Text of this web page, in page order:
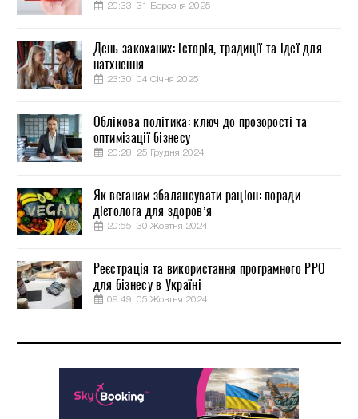
20:33, 31 Березня 2025
День закоханих: історія, традиції та ідеї для
натхнення
23:30, 04 Січня 2025
Облікова політика: ключ до прозорості та
оптимізації бізнесу
20:28, 25 Грудня 2024
Як веганам збалансувати раціон: поради
дієтолога для здоров’я
20:55, 30 Жовтня 2024
Реєстрація та використання програмного РРО
для бізнесу в Україні
09:49, 05 Жовтня 2024